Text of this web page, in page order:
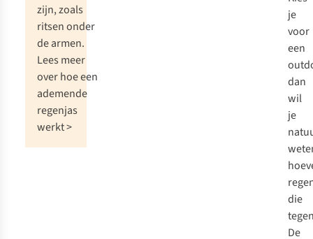
zijn, zoals
ritsen onder
de armen.
Lees meer
over hoe een
ademende
regenjas
werkt >
je
voor
een
dan
wil
je
die
De